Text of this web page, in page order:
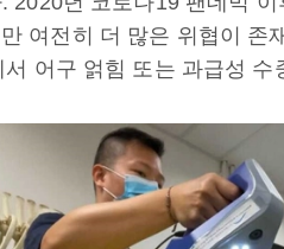
여전히 더 많은 위협이 존
어구 얽힘 또는 과급성